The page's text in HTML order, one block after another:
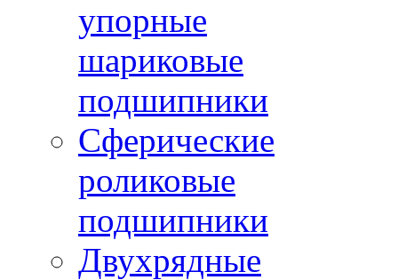
упорные
шариковые
подшипники
Сферические
роликовые
подшипники
Двухрядные